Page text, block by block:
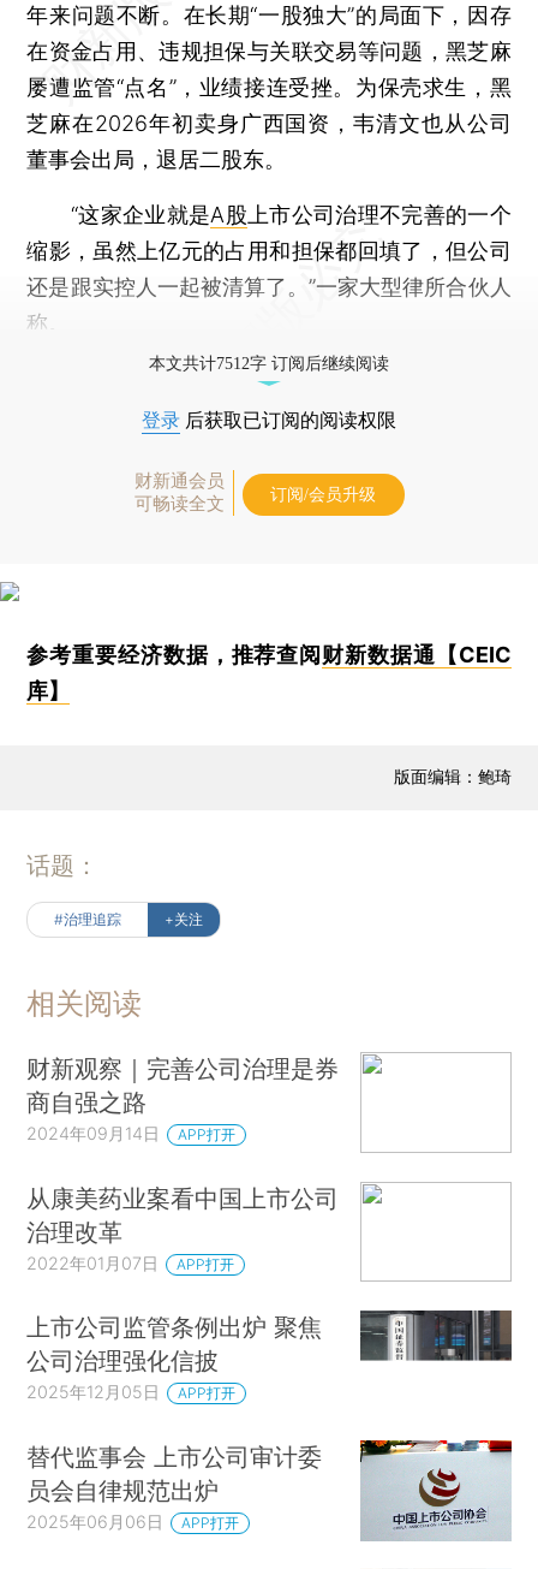
年来问题不断。在长期“一股独大”的局面下，因存
在资金占用、违规担保与关联交易等问题，黑芝麻
屡遭监管“点名”，业绩接连受挫。为保壳求生，黑
芝麻在2026年初卖身广西国资，韦清文也从公司
董事会出局，退居二股东。
“这家企业就是A股 上市公司治理不完善的一个
缩影，虽然上亿元的占用和担保都回填了，但公司
还是跟实控人一起被清算了。”一家大型律所合伙人
称。
本文共计7512字 订阅后继续阅读
登录 后获取已订阅的阅读权限
财新通会员
可畅读全文
订阅/会员升级
参考重要经济数据，推荐查阅财新数据通【CEIC
库】
版面编辑：鲍琦
话题：
#治理追踪 +关注
相关阅读
财新观察｜完善公司治理是券
商自强之路
2024年09月14日 APP打开
从康美药业案看中国上市公司
治理改革
2022年01月07日 APP打开
上市公司监管条例出炉 聚焦
公司治理强化信披
2025年12月05日 APP打开
替代监事会 上市公司审计委
员会自律规范出炉
2025年06月06日 APP打开